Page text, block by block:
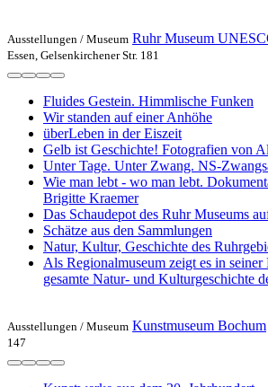
Ausstellungen / Museum Ruhr Museum
Essen, Gelsenkirchener Str. 181
Fluides Gestein. Himmlische Funken
Wir standen auf einer Anhöhe
überLeben in der Eiszeit
Gelb ist Geschichte! Fotografien von
Unter Tage. Unter Zwang. NS-
Wie man lebt - wo man lebt.
Brigitte Kraemer
Das Schaudepot des Ruhr Museums
Schätze aus den Sammlungen
Natur, Kultur, Geschichte des
Als Regionalmuseum zeigt es in seiner
gesamte Natur- und Kulturgeschichte
Ausstellungen / Museum Kunstmuseum Bochum
147